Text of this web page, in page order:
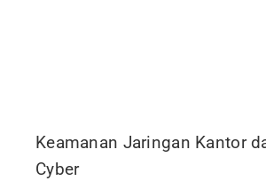
Keamanan Jaringan Kantor
Cyber